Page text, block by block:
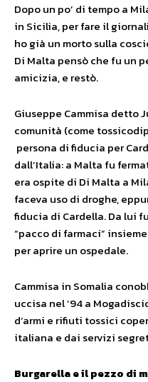
Dopo un po’ di tempo a
in Sicilia, per fare il
ho già un morto sulla
Di Malta pensò che fu un
amicizia, e restò.
Giuseppe Cammisa detto
comunità (come
persona di fiducia per
dall’Italia: a Malta fu
era ospite di Di Malta a
faceva uso di droghe,
fiducia di Cardella. Da lui
“pacco di farmaci”
per aprire un ospedale.
Cammisa in Somalia
uccisa nel ’94 a
d’armi e rifiuti tossici
italiana e dai servizi
Burgarella e il pezzo di